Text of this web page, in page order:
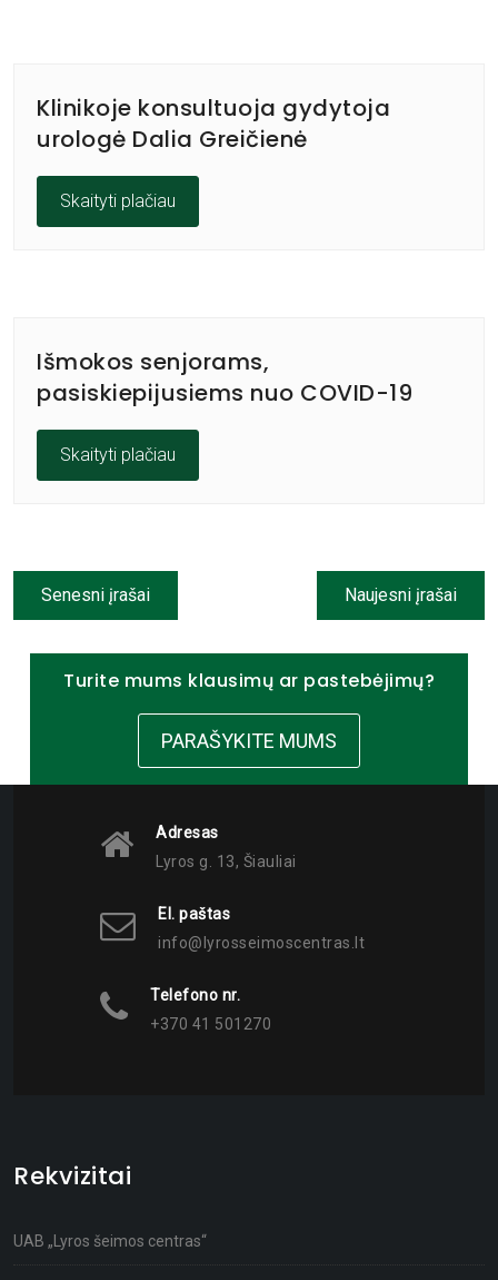
Klinikoje konsultuoja gydytoja
urologė Dalia Greičienė
Skaityti plačiau
Išmokos senjorams,
pasiskiepijusiems nuo COVID-19
Skaityti plačiau
Senesni įrašai Naujesni įrašai
Turite mums klausimų ar pastebėjimų?
PARAŠYKITE MUMS
Adresas
Lyros g. 13, Šiauliai
El. paštas
info@lyrosseimoscentras.lt
Telefono nr.
+370 41 501270
Rekvizitai
UAB „Lyros šeimos centras“